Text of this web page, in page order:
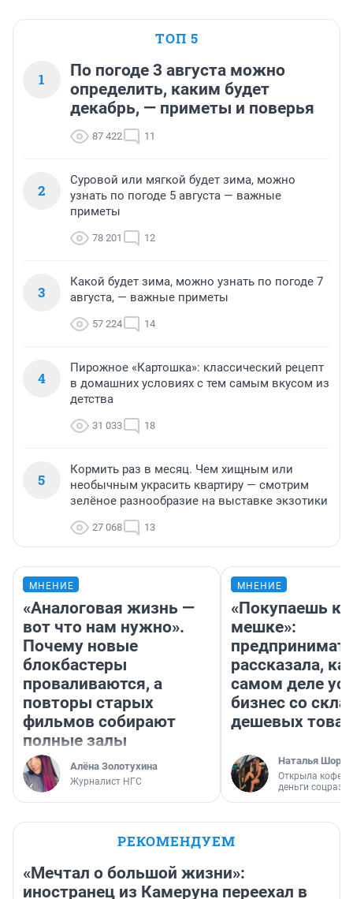
ТОП 5
1
По погоде 3 августа можно
определить, каким будет
декабрь, — приметы и поверья
87 422 11
2
Суровой или мягкой будет зима, можно
узнать по погоде 5 августа — важные
приметы
78 201 12
3
Какой будет зима, можно узнать по погоде 7
августа, — важные приметы
57 224 14
4
Пирожное «Картошка»: классический рецепт
в домашних условиях с тем самым вкусом из
детства
31 033 18
5
Кормить раз в месяц. Чем хищным или
необычным украсить квартиру — смотрим
зелёное разнообразие на выставке экзотики
27 068 13
МНЕНИЕ
«Аналоговая жизнь —
вот что нам нужно».
Почему новые
блокбастеры
проваливаются, а
повторы старых
фильмов собирают
полные залы
Алёна Золотухина
Журналист НГС
МНЕНИЕ
«Покупаешь
мешке»:
рассказала,
самом деле
бизнес со
дешевых
Наталья
Открыла
деньги
РЕКОМЕНДУЕМ
«Мечтал о большой жизни»:
иностранец из Камеруна переехал в